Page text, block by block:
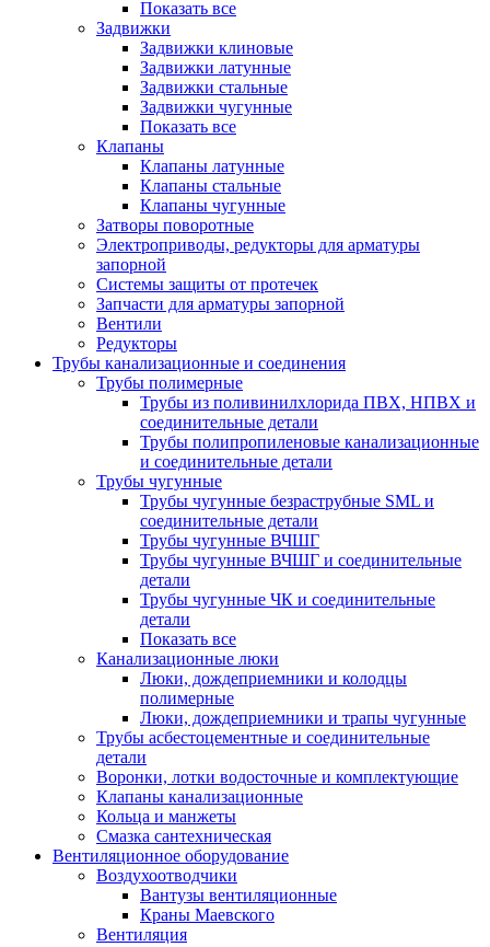
Показать все
Задвижки
Задвижки клиновые
Задвижки латунные
Задвижки стальные
Задвижки чугунные
Показать все
Клапаны
Клапаны латунные
Клапаны стальные
Клапаны чугунные
Затворы поворотные
Электроприводы, редукторы для арматуры
запорной
Системы защиты от протечек
Запчасти для арматуры запорной
Вентили
Редукторы
Трубы канализационные и соединения
Трубы полимерные
Трубы из поливинилхлорида ПВХ, НПВХ и
соединительные детали
Трубы полипропиленовые канализационные
и соединительные детали
Трубы чугунные
Трубы чугунные безраструбные SML и
соединительные детали
Трубы чугунные ВЧШГ
Трубы чугунные ВЧШГ и соединительные
детали
Трубы чугунные ЧК и соединительные
детали
Показать все
Канализационные люки
Люки, дождеприемники и колодцы
полимерные
Люки, дождеприемники и трапы чугунные
Трубы асбестоцементные и соединительные
детали
Воронки, лотки водосточные и комплектующие
Клапаны канализационные
Кольца и манжеты
Смазка сантехническая
Вентиляционное оборудование
Воздухоотводчики
Вантузы вентиляционные
Краны Маевского
Вентиляция